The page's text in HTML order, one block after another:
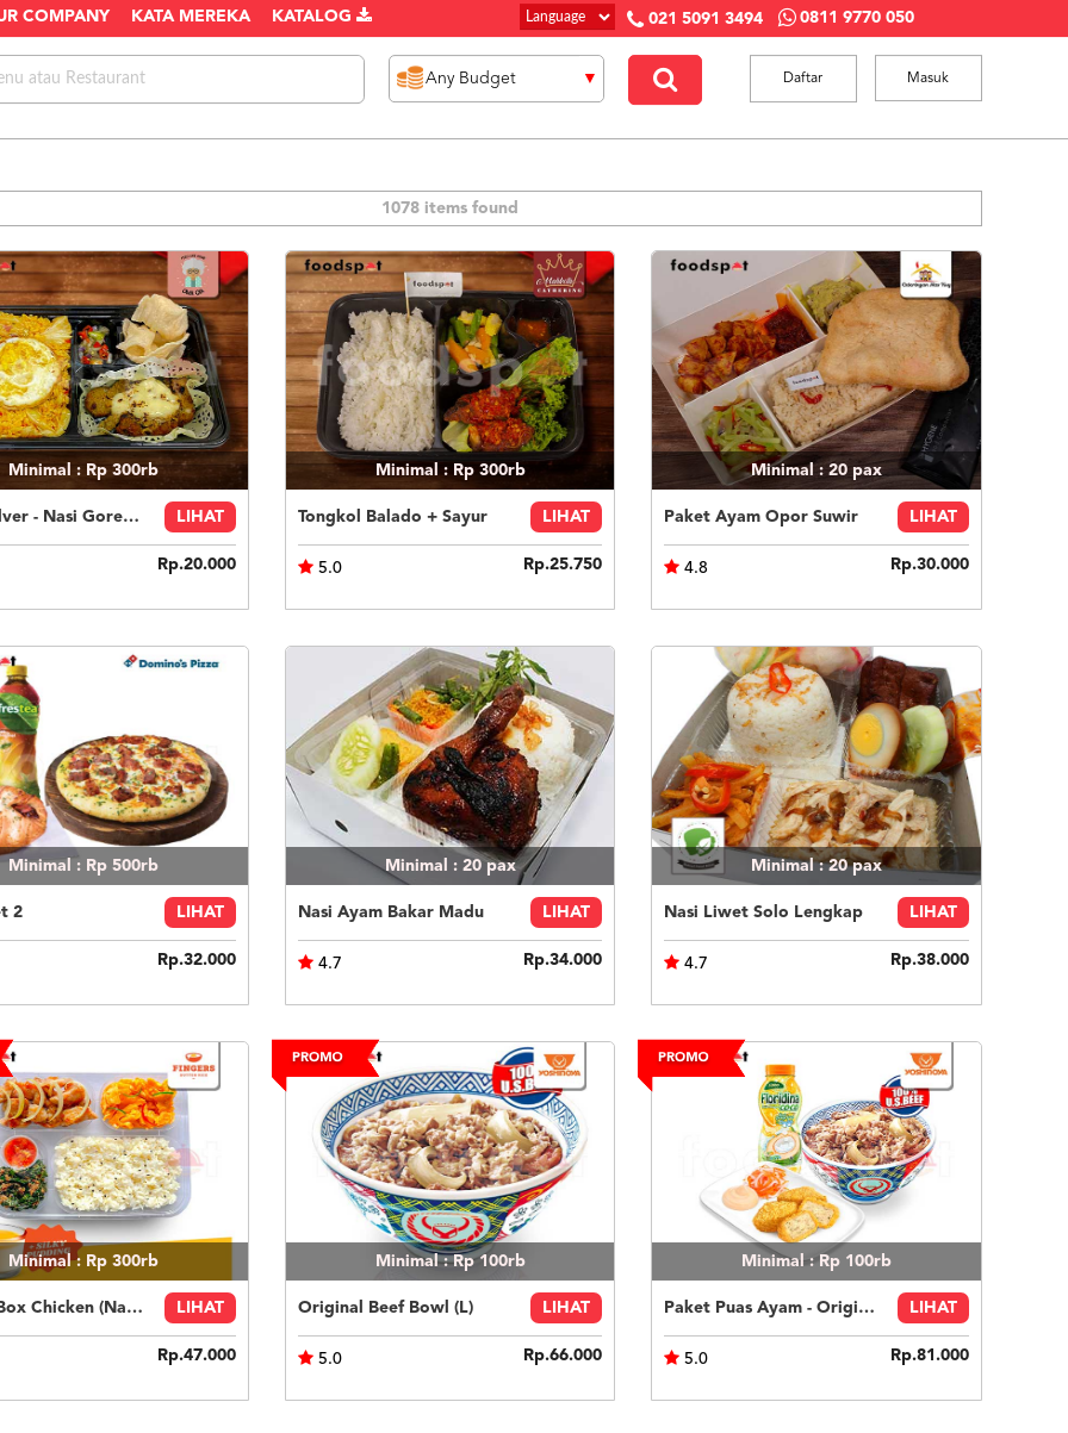
COMPANY KATA MEREKA KATALOG 021 5091 3494 0811 9770 050
Masuk
Daftar
1078 items found
Minimal : Rp 300rb
Paket Silver - Nasi Goreng Nanas Geprek Mozza LIHAT
Rp.20.000
Minimal : Rp 300rb
Tongkol Balado + Sayur LIHAT
5.0 Rp.25.750
Minimal : 20pax
Paket Ayam Opor Suwir LIHAT
4.8 Rp.30.000
Minimal : Rp 500rb
2 LIHAT
Rp.32.000
Minimal : 20 pax
Nasi Ayam Bakar Madu LIHAT
4.7 Rp.34.000
Minimal : 20pax
Nasi Liwet Solo Lengkap LIHAT
4.7 Rp.38.000
Minimal : Rp 300rb
Fingers Box Chicken (Nasi Putih) Silky Pudding LIHAT
Rp.47.000
Minimal : Rp 100rb
Original Beef Bowl (L) LIHAT
5.0 Rp.66.000
Minimal : Rp 100rb
Paket Puas Ayam - Original Beef Paket Puas (R) LIHAT
5.0 Rp.81.000